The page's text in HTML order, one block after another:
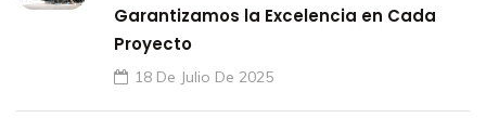
Garantizamos la Excelencia en Cada
Proyecto
18 De Julio De 2025